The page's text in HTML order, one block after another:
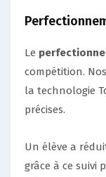
Le
compétition.
la technologie
précises.
Un élève a
grâce à ce suivi